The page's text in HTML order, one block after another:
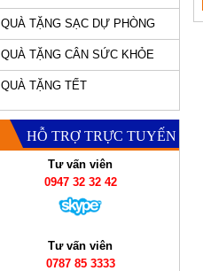
QUÀ TẶNG SẠC DỰ PHÒNG
QUÀ TẶNG CÂN SỨC KHỎE
QUÀ TẶNG TẾT
HỖ TRỢ TRỰC TUYẾN
Tư vấn viên
0947 32 32 42
Tư vấn viên
0787 85 3333